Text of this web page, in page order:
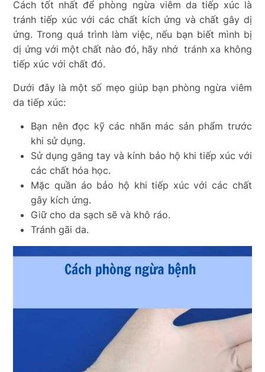
Cách tốt nhất để phòng ngừa viêm da tiếp xúc là
tránh tiếp xúc với các chất kích ứng và chất gây dị
ứng. Trong quá trình làm việc, nếu bạn biết mình bị
dị ứng với một chất nào đó, hãy nhớ tránh xa không
tiếp xúc với chất đó.
Dưới đây là một số mẹo giúp bạn phòng ngừa viêm
da tiếp xúc:
Bạn nên đọc kỹ các nhãn mác sản phẩm trước
khi sử dụng.
Sử dụng găng tay và kính bảo hộ khi tiếp xúc với
các chất hóa học.
Mặc quần áo bảo hộ khi tiếp xúc với các chất
gây kích ứng.
Giữ cho da sạch sẽ và khô ráo.
Tránh gãi da.